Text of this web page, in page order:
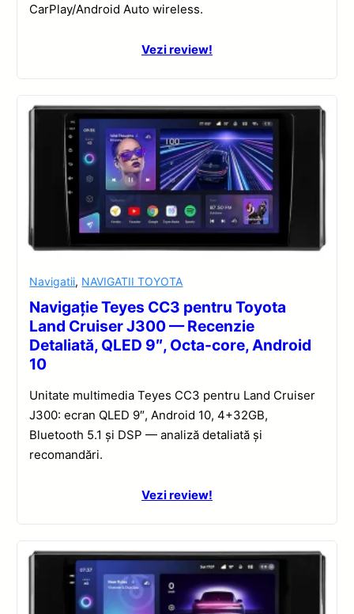
CarPlay/Android Auto wireless.
Vezi review!
Navigatii, NAVIGATII TOYOTA
Navigație Teyes CC3 pentru Toyota
Land Cruiser J300 — Recenzie
Detaliată, QLED 9″, Octa-core, Android
10
Unitate multimedia Teyes CC3 pentru Land Cruiser
J300: ecran QLED 9″, Android 10, 4+32GB,
Bluetooth 5.1 și DSP — analiză detaliată și
recomandări.
Vezi review!